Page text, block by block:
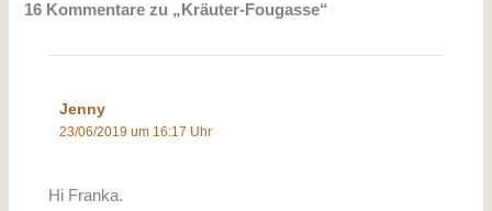
16 Kommentare zu „Kräuter-Fougasse“
Jenny
23/06/2019 um 16:17 Uhr
Hi Franka.